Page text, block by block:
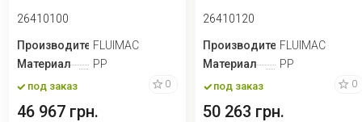
(вал AISI 316),...
26410100
ПроизводительFLUIMAC
Материал
PP
под заказ 0
46 967 грн.
(вал AISI 316),...
26410120
ПроизводительFLUIMAC
Материал
PP
под заказ 0
50 263 грн.